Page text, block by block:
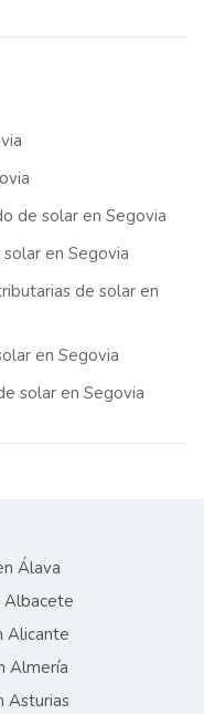
de solar en Segovia
en Segovia
de solar en
en Segovia
solar en Segovia
Álava
Albacete
Alicante
Almería
Asturias